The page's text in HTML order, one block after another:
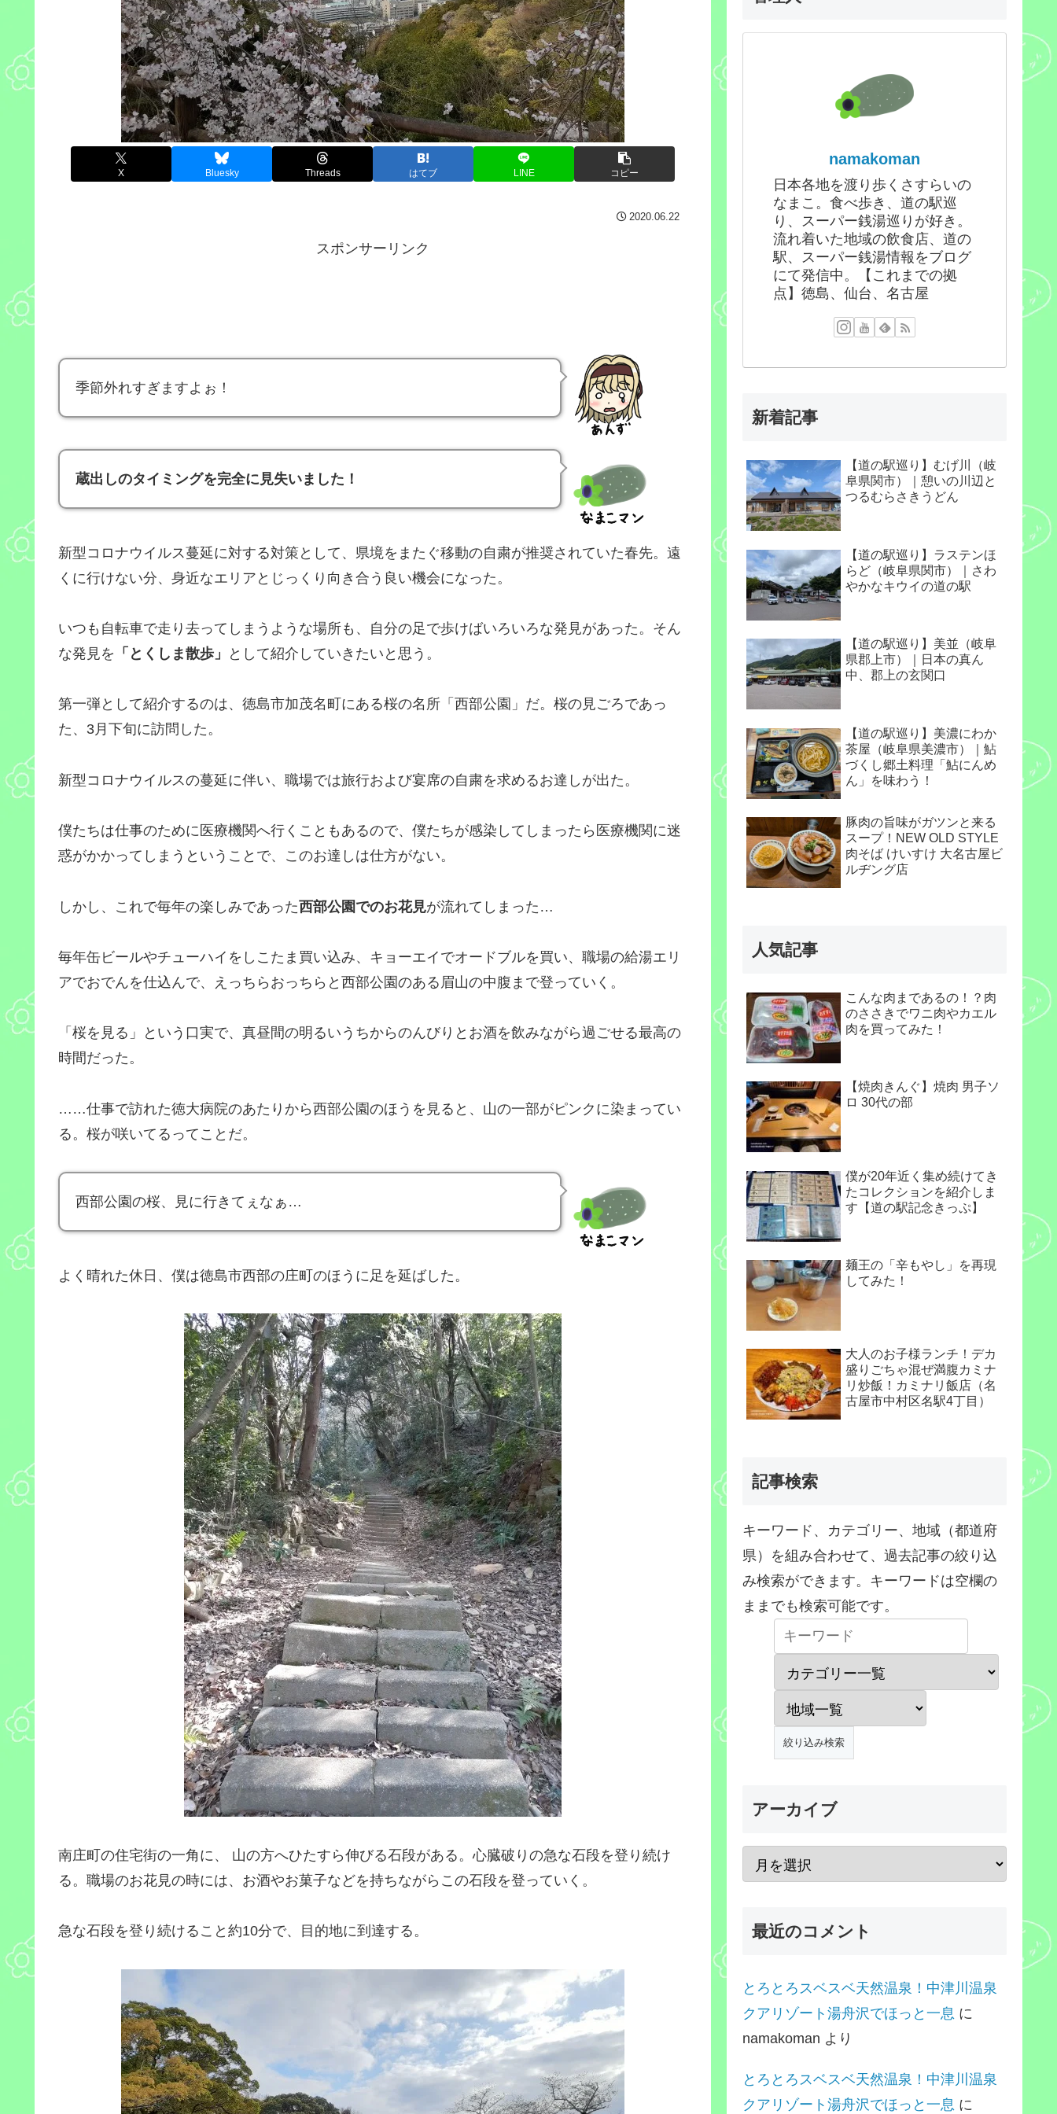
X Bluesky Threads はてブ LINE コピー
2020.06.22
スポンサーリンク
季節外れすぎますよぉ！
蔵出しのタイミングを完全に見失いました！
新型コロナウイルス蔓延に対する対策として、県境をまたぐ移動の自粛が推奨されていた春先。遠
くに行けない分、身近なエリアとじっくり向き合う良い機会になった。
いつも自転車で走り去ってしまうような場所も、自分の足で歩けばいろいろな発見があった。そん
な発見を 「とくしま散歩」 として紹介していきたいと思う。
第一弾として紹介するのは、徳島市加茂名町にある桜の名所「西部公園」だ。桜の見ごろであっ
た、3月下旬に訪問した。
新型コロナウイルスの蔓延に伴い、職場では旅行および宴席の自粛を求めるお達しが出た。
僕たちは仕事のために医療機関へ行くこともあるので、僕たちが感染してしまったら医療機関に迷
惑がかかってしまうということで、このお達しは仕方がない。
しかし、これで毎年の楽しみであった西部公園でのお花見が流れてしまった…
毎年缶ビールやチューハイをしこたま買い込み、キョーエイでオードブルを買い、職場の給湯エリ
アでおでんを仕込んで、えっちらおっちらと西部公園のある眉山の中腹まで登っていく。
「桜を見る」という口実で、真昼間の明るいうちからのんびりとお酒を飲みながら過ごせる最高の
時間だった。
……仕事で訪れた徳大病院のあたりから西部公園のほうを見ると、山の一部がピンクに染まってい
る。桜が咲いてるってことだ。
西部公園の桜、見に行きてぇなぁ…
よく晴れた休日、僕は徳島市西部の庄町のほうに足を延ばした。
南庄町の住宅街の一角に、 山の方へひたすら伸びる石段がある。心臓破りの急な石段を登り続け
る。職場のお花見の時には、お酒やお菓子などを持ちながらこの石段を登っていく。
急な石段を登り続けること約10分で、目的地に到達する。
namakoman
日本各地を渡り歩くさすらいの
なまこ。食べ歩き、道の駅巡
り、スーパー銭湯巡りが好き。
流れ着いた地域の飲食店、道の
駅、スーパー銭湯情報をブログ
にて発信中。【これまでの拠
点】徳島、仙台、名古屋
新着記事
【道の駅巡り】むげ川（岐
阜県関市）｜憩いの川辺と
つるむらさきうどん
【道の駅巡り】ラステンほ
らど（岐阜県関市）｜さわ
やかなキウイの道の駅
【道の駅巡り】美並（岐阜
県郡上市）｜日本の真ん
中、郡上の玄関口
【道の駅巡り】美濃にわか
茶屋（岐阜県美濃市）｜鮎
づくし郷土料理「鮎にんめ
ん」を味わう！
豚肉の旨味がガツンと来る
スープ！NEW OLD STYLE
肉そば けいすけ 大名古屋ビ
ルヂング店
人気記事
こんな肉まであるの！？肉
のささきでワニ肉やカエル
肉を買ってみた！
【焼肉きんぐ】焼肉 男子ソ
ロ 30代の部
僕が20年近く集め続けてき
たコレクションを紹介しま
す【道の駅記念きっぷ】
麺王の「辛もやし」を再現
してみた！
大人のお子様ランチ！デカ
盛りごちゃ混ぜ満腹カミナ
リ炒飯！カミナリ飯店（名
古屋市中村区名駅4丁目）
記事検索
キーワード、カテゴリー、地域（都道府
県）を組み合わせて、過去記事の絞り込
み検索ができます。キーワードは空欄の
ままでも検索可能です。
アーカイブ
最近のコメント
とろとろスベスベ天然温泉！中津川温泉
クアリゾート湯舟沢でほっと一息 に
namakoman より
とろとろスベスベ天然温泉！中津川温泉
クアリゾート湯舟沢でほっと一息 に